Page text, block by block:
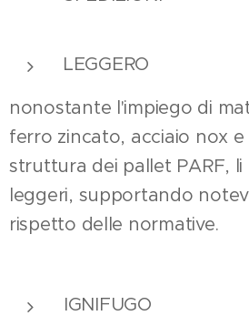
LEGGERO
nonostante l'impiego di
ferro zincato, acciaio nox e
struttura dei pallet PARF,
leggeri, supportando
rispetto delle normative.
IGNIFUGO